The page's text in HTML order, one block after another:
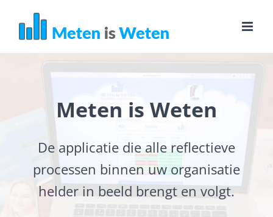
inhoud
Meten is Weten
De applicatie die alle reflectieve
processen binnen uw organisatie
helder in beeld brengt en volgt.